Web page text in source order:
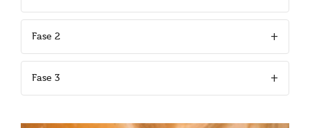
Fase 2
Fase 3